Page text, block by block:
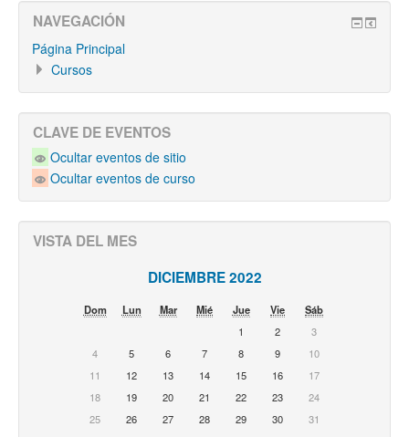
NAVEGACIÓN
Página Principal
Cursos
CLAVE DE EVENTOS
Ocultar eventos de sitio
Ocultar eventos de curso
VISTA DEL MES
DICIEMBRE 2022
Dom Lun Mar Mié Jue Vie
Sáb
1
2
3
4
5 6 7 8 9
10
11
12 13 14 15 16
17
18
19 20 21 22 23
24
25
26 27 28 29 30 31